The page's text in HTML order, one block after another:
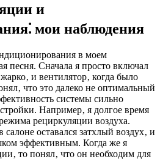
и
мои наблюдения
в моем
песня. Сначала я просто включал
и вентилятор‚ когда было
что это далеко не оптимальный
системы сильно
Например‚ я долгое время
рециркуляции воздуха.
оставался затхлый воздух‚ и
эффективным. Когда же я
то понял‚ что он необходим для